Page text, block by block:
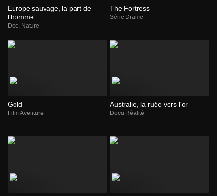
Europe sauvage, la part de
l'homme
Doc. Nature
The Fortress
Série Drame
Gold
Film Aventure
Australie, la ruée vers l'or
Docu Réalité